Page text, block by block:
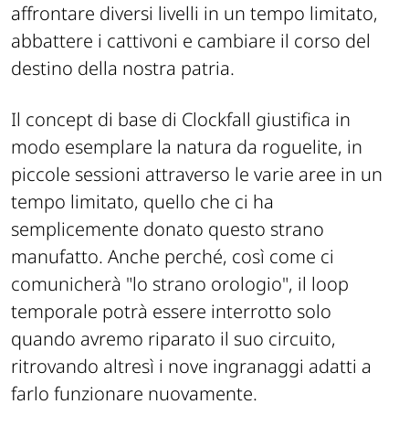
affrontare diversi livelli in un tempo limitato,
abbattere i cattivoni e cambiare il corso del
destino della nostra patria.
Il concept di base di Clockfall giustifica in
modo esemplare la natura da roguelite, in
piccole sessioni attraverso le varie aree in un
tempo limitato, quello che ci ha
semplicemente donato questo strano
manufatto. Anche perché, così come ci
comunicherà "lo strano orologio", il loop
temporale potrà essere interrotto solo
quando avremo riparato il suo circuito,
ritrovando altresì i nove ingranaggi adatti a
farlo funzionare nuovamente.